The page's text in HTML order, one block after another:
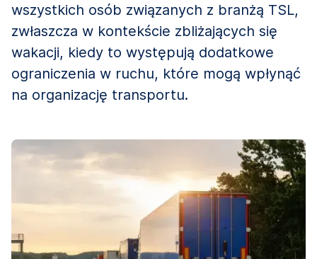
wszystkich osób związanych z branżą TSL,
zwłaszcza w kontekście zbliżających się
wakacji, kiedy to występują dodatkowe
ograniczenia w ruchu, które mogą wpłynąć
na organizację transportu.